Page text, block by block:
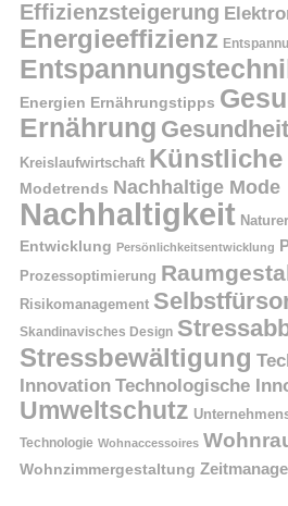
Effizienzsteigerung
Energieeffizienz
Energien Ernährungstipps
Ernährung Gesundheit
Kreislaufwirtschaft
Modetrends Nachhaltige Mode
Nachhaltigkeit
Entwicklung Persönlichkeitsentwicklung
Prozessoptimierung
Risikomanagement
Skandinavisches Design
Stressbewältigung
Innovation Technologische
Umweltschutz
Technologie Wohnaccessoires
Wohnzimmergestaltung